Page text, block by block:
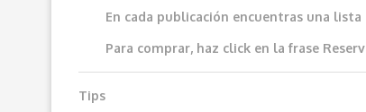
En cada publicación encuentras una
Para comprar, haz click en la frase
Tips